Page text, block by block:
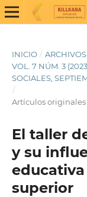
INICIO / ARCHIVOS
VOL. 7 NÚM. 3
SOCIALES,
/
Artículos
El taller
y su
superior